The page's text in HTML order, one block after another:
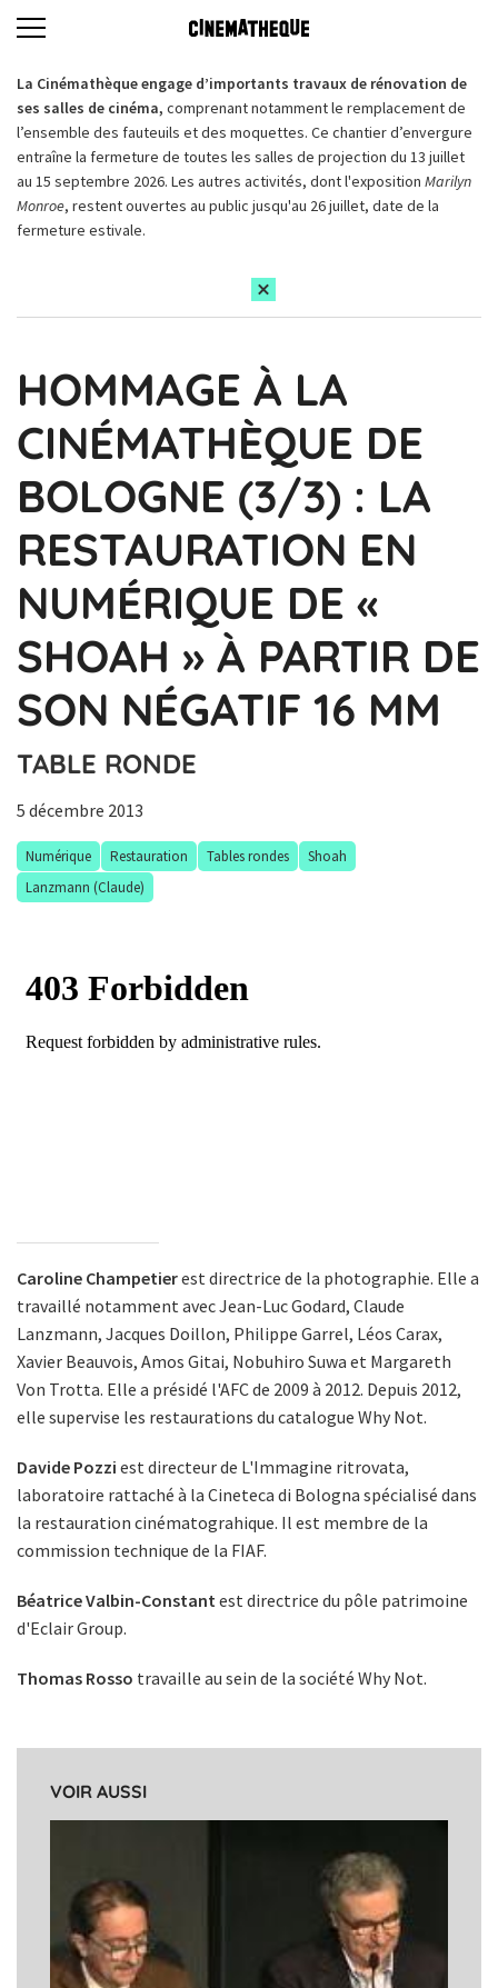
La Cinémathèque engage d’importants travaux de rénovation de
ses salles de cinéma, comprenant notamment le remplacement de
l’ensemble des fauteuils et des moquettes. Ce chantier d’envergure
entraîne la fermeture de toutes les salles de projection du 13 juillet
au 15 septembre 2026. Les autres activités, dont l'exposition Marilyn
Monroe, restent ouvertes au public jusqu'au 26 juillet, date de la
fermeture estivale.
HOMMAGE À LA
CINÉMATHÈQUE DE
BOLOGNE (3/3) : LA
RESTAURATION EN
NUMÉRIQUE DE «
SHOAH » À PARTIR DE
SON NÉGATIF 16 MM
TABLE RONDE
5 décembre 2013
Numérique Restauration Tables rondes
Shoah
Lanzmann (Claude)
Caroline Champetierest directrice de la photographie. Elle a
travaillé notamment avec Jean-Luc Godard, Claude
Lanzmann, Jacques Doillon, Philippe Garrel, Léos Carax,
Xavier Beauvois, Amos Gitai, Nobuhiro Suwa et Margareth
Von Trotta. Elle a présidé l'AFC de 2009 à 2012. Depuis 2012,
elle supervise les restaurations du catalogue Why Not.
Davide Pozzi est directeur de L'Immagine ritrovata,
laboratoire rattaché à la Cineteca di Bologna spécialisé dans
la restauration cinématograhique. Il est membre de la
commission technique de la FIAF.
Béatrice Valbin-Constantest directrice du pôle patrimoine
d'Eclair Group.
Thomas Rosso travaille au sein de la société Why Not.
VOIR AUSSI